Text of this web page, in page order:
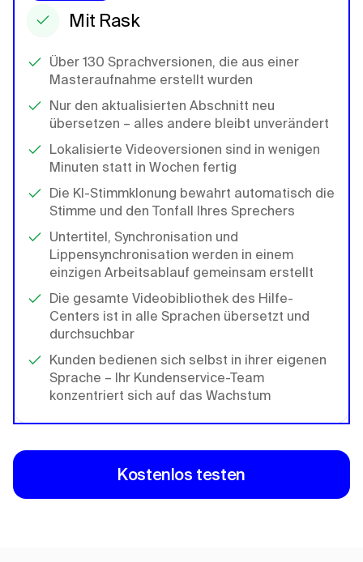
Mit Rask
Über 130 Sprachversionen, die aus einer
Masteraufnahme erstellt wurden
Nur den aktualisierten Abschnitt neu
übersetzen – alles andere bleibt unverändert
Lokalisierte Videoversionen sind in wenigen
Minuten statt in Wochen fertig
Die KI-Stimmklonung bewahrt automatisch die
Stimme und den Tonfall Ihres Sprechers
Untertitel, Synchronisation und
Lippensynchronisation werden in einem
einzigen Arbeitsablauf gemeinsam erstellt
Die gesamte Videobibliothek des Hilfe-
Centers ist in alle Sprachen übersetzt und
durchsuchbar
Kunden bedienen sich selbst in ihrer eigenen
Sprache – Ihr Kundenservice-Team
konzentriert sich auf das Wachstum
Kostenlos testen